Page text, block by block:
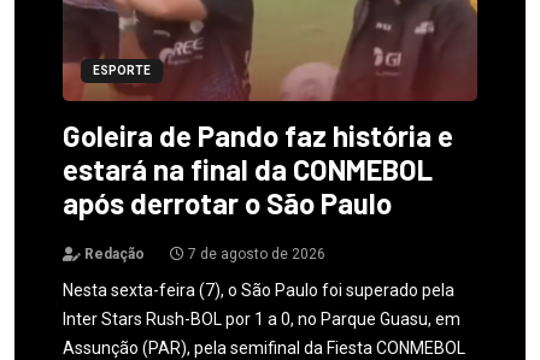
ESPORTE
Goleira de Pando faz história e
estará na final da CONMEBOL
após derrotar o São Paulo
Redação 7 de agosto de 2026
Nesta sexta-feira (7), o São Paulo foi superado pela
Inter Stars Rush-BOL por 1 a 0, no Parque Guasu, em
Assunção (PAR), pela semifinal da Fiesta CONMEBOL